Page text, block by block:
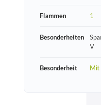
Flammen 1
Besonderheiten
V
Besonderheit Mit